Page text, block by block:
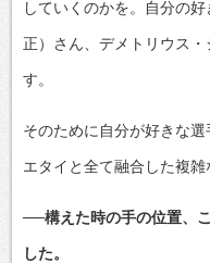
していくのかを。自分の
正）さん、デメトリウス
す。
そのために自分が好きな
エタイと全て融合した複雑
──構えた時の手の位置、
した。